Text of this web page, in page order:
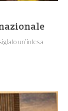
un’intesa